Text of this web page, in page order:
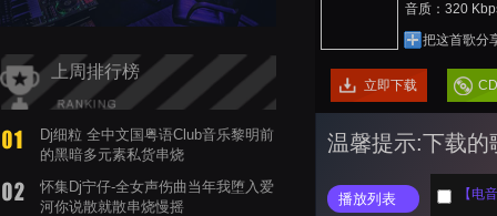
上周排行榜
Dj细粒 全中文国粤语Club音乐黎明前
的黑暗多元素私货串烧
怀集Dj宁仔-全女声伤曲当年我堕入爱
河你说散就散串烧慢摇
音质：320
把这首歌分
立即下载
温馨提示:下载的
播放列表